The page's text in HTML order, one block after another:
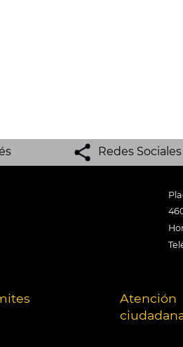
Redes Sociales
Atención